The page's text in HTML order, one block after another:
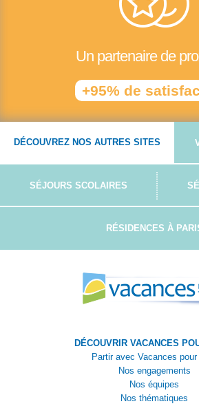
Un partenaire de
+95% de
DÉCOUVREZ NOS AUTRES SITES
SÉJOURS SCOLAIRES
RÉSIDENCES À
DÉCOUVRIR VACANCES
Partir avec Vacances pour
Nos engagements
Nos équipes
Nos thématiques